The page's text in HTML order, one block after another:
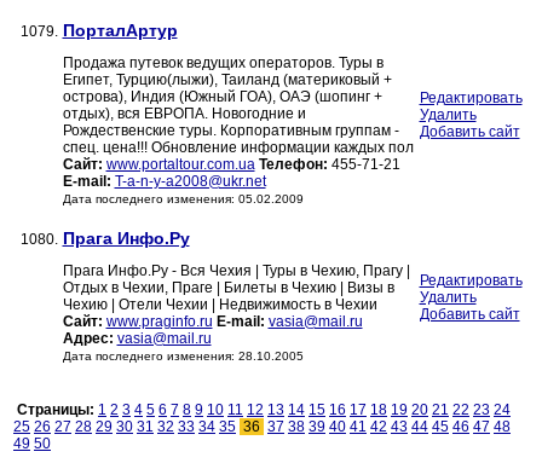
1079. ПорталАртур
Продажа путевок ведущих операторов. Туры в
Египет, Турцию(лыжи), Таиланд (материковый +
острова), Индия (Южный ГОА), ОАЭ (шопинг +
отдых), вся ЕВРОПА. Новогодние и
Рождественские туры. Корпоративным группам -
спец. цена!!! Обновление информации каждых пол
Сайт: www.portaltour.com.ua Телефон: 455-71-21
E-mail: T-a-n-y-a2008@ukr.net
Дата последнего изменения: 05.02.2009
Редактировать
Удалить
Добавить сайт
1080. Прага Инфо.Ру
Прага Инфо.Ру - Вся Чехия | Туры в Чехию, Прагу |
Отдых в Чехии, Праге | Билеты в Чехию | Визы в
Чехию | Отели Чехии | Недвижимость в Чехии
Сайт: www.praginfo.ru E-mail: vasia@mail.ru
Адрес: vasia@mail.ru
Дата последнего изменения: 28.10.2005
Редактировать
Удалить
Добавить сайт
Страницы: 1 2 3 4 5 6 7 8 9 10 11 12 13 14 15 16 17 18 19 20 21 22 23 24
25 26 27 28 29 30 31 32 33 34 35 36 37 38 39 40 41 42 43 44 45 46 47 48
49 50